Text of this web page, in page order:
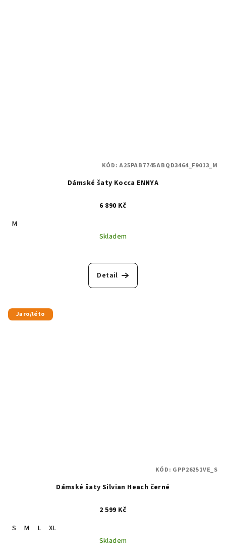
Dámské šaty Kocca ENNYA
6 890 Kč
M
Skladem
Detail
KÓD:A25PAB7745ABQD3464_F9013_M
Jaro/léto
Dámské šaty Silvian Heach černé
2 599 Kč
S
M L
XL
Skladem
KÓD: GPP26251VE_S